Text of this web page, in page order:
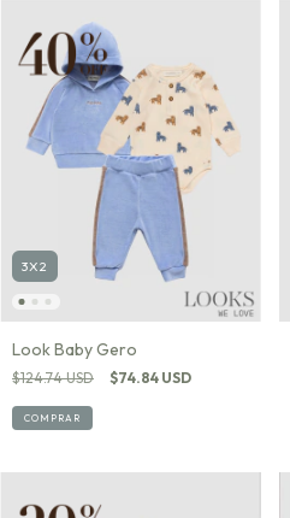
3X2
Look Baby Gero
$124.74 USD $74.84 USD
COMPRAR